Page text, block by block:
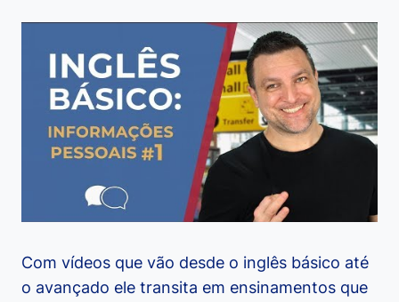
Com vídeos que vão desde o inglês básico até
o avançado ele transita em ensinamentos que